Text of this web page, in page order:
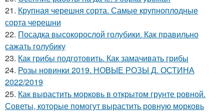
21. Крупная черешня сорта. Самые крупноплодные
сорта черешни
22. Посадка высокорослой голубики. Как правильно
сажать голубику
23. Как грибы подготовить. Как замачивать грибы
24. Розы новинки 2019. НОВЫЕ РОЗЫ Д. ОСТИНА
2022/2019
25. Как вырастить морковь в открытом грунте ровной.
Советы, которые помогут вырастить ровную морковь